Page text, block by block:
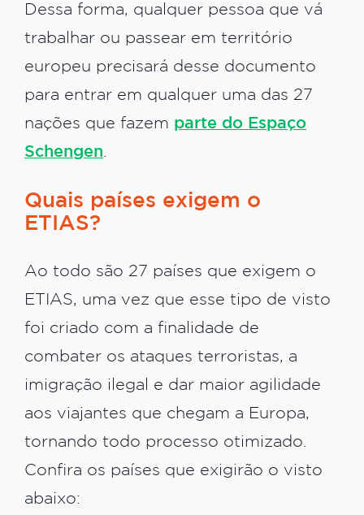
Dessa forma, qualquer pessoa que vá
trabalhar ou passear em território
europeu precisará desse documento
para entrar em qualquer uma das 27
nações que fazem parte do Espaço
Schengen
Quais países exigem o
ETIAS?
Ao todo são 27 países que exigem o
ETIAS, uma vez que esse tipo de visto
foi criado com a finalidade de
combater os ataques terroristas, a
imigração ilegal e dar maior agilidade
aos viajantes que chegam a Europa,
tornando todo processo otimizado.
Confira os países que exigirão o visto
abaixo: